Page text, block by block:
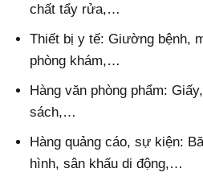
chất tẩy rửa,…
Thiết bị y tế: Giường bệnh,
phòng khám,…
Hàng văn phòng phẩm:
sách,…
Hàng quảng cáo, sự kiện:
hình, sân khấu di động,…